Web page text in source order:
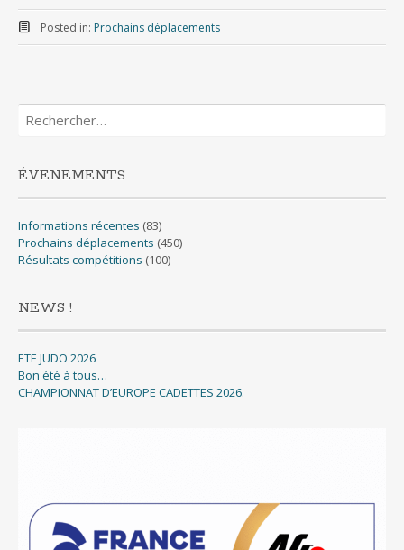
Posted in: Prochains déplacements
Rechercher :
ÉVENEMENTS
Informations récentes (83)
Prochains déplacements (450)
Résultats compétitions (100)
NEWS !
ETE JUDO 2026
Bon été à tous…
CHAMPIONNAT D’EUROPE CADETTES 2026.